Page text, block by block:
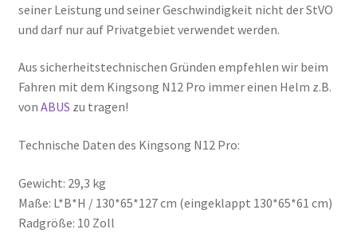
seiner Leistung und seiner Geschwindigkeit nicht der StVO
und darf nur auf Privatgebiet verwendet werden.
Aus sicherheitstechnischen Gründen empfehlen wir beim
Fahren mit dem Kingsong N12 Pro immer einen Helm z.B.
von ABUS zu tragen!
Technische Daten des Kingsong N12 Pro:
Gewicht: 29,3 kg
Maße: L*B*H / 130*65*127 cm (eingeklappt 130*65*61 cm)
Radgröße: 10 Zoll